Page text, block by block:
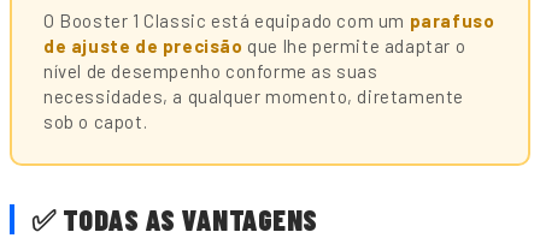
O Booster 1 Classic está equipado com um parafuso
de ajuste de precisão que lhe permite adaptar o
nível de desempenho conforme as suas
necessidades, a qualquer momento, diretamente
sob o capot.
✅ TODAS AS VANTAGENS